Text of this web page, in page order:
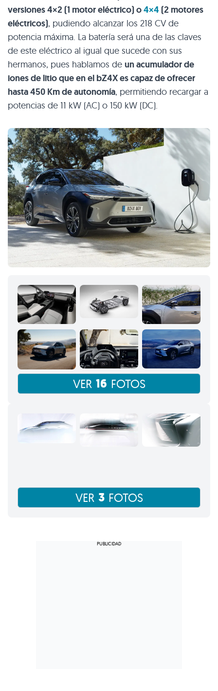
versiones 4×2 (1 motor eléctrico) o4×4 (2 motores
eléctricos), pudiendo alcanzar los 218 CV de
potencia máxima. La batería será una de las claves
de este eléctrico al igual que sucede con sus
hermanos, pues hablamos de un acumulador de
iones de litio que en el bZ4X es capaz de ofrecer
hasta 450 Km de autonomía, permitiendo recargar a
potencias de 11 kW (AC) o 150 kW (DC).
VER 16 FOTOS
VER 3 FOTOS